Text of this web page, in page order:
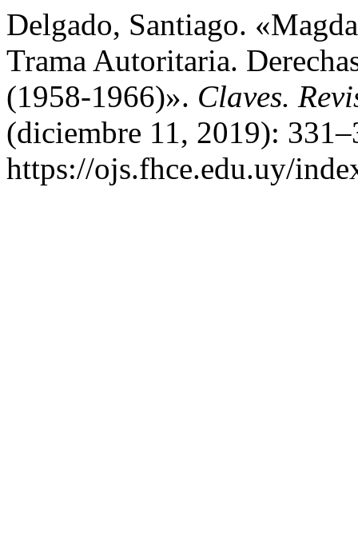
Delgado, Santiago.
Trama Autoritaria.
(1958-1966)». Claves.
(diciembre 11, 2019):
https://ojs.fhce.edu.uy/